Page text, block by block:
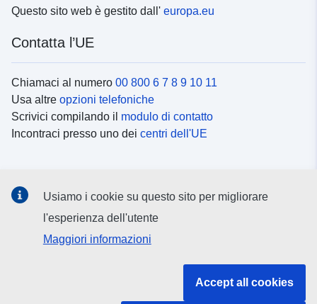
Questo sito web è gestito dall' europa.eu
Contatta l’UE
Chiamaci al numero 00 800 6 7 8 9 10 11
Usa altre opzioni telefoniche
Scrivici compilando il modulo di contatto
Incontraci presso uno dei centri dell'UE
Cerca icanali social
Usiamo i cookie su questo sito per migliorare
l'esperienza dell'utente
Maggiori informazioni
Accept all cookies